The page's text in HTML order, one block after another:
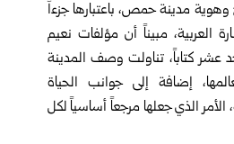
وهوية مدينة حمص، باعتبارها جزءاً
العربية، مبيناً أن مؤلفات نعيم
عشر كتاباً، تناولت وصف المدينة
إضافة إلى جوانب الحياة
الأمر الذي جعلها مرجعاً أساسياً لكل